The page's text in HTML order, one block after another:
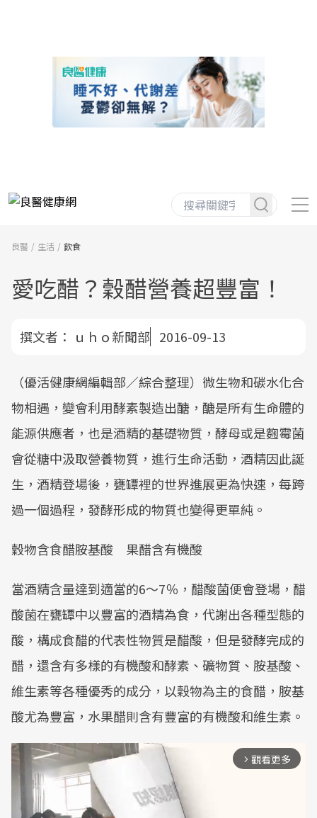
良醫 生活 飲食
愛吃醋？穀醋營養超豐富！
撰文者： ｕｈｏ新聞部 2016-09-13
（優活健康網編輯部／綜合整理）微生物和碳水化合
物相遇，變會利用酵素製造出醣，醣是所有生命體的
能源供應者，也是酒精的基礎物質，酵母或是麴霉菌
會從糖中汲取營養物質，進行生命活動，酒精因此誕
生，酒精登場後，甕罈裡的世界進展更為快速，每跨
過一個過程，發酵形成的物質也變得更單純。
穀物含食醋胺基酸 果醋含有機酸
當酒精含量達到適當的6～7％，醋酸菌便會登場，醋
酸菌在甕罈中以豐富的酒精為食，代謝出各種型態的
酸，構成食醋的代表性物質是醋酸，但是發酵完成的
醋，還含有多樣的有機酸和酵素、礦物質、胺基酸、
維生素等各種優秀的成分，以穀物為主的食醋，胺基
酸尤為豐富，水果醋則含有豐富的有機酸和維生素。
arrow_forward_ios 觀看更多